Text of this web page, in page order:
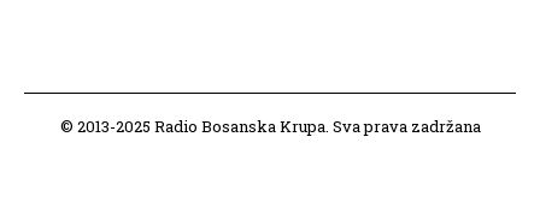
© 2013-2025 Radio Bosanska Krupa. Sva prava zadržana